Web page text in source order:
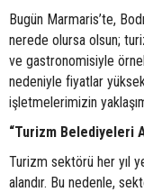
Bugün Marmaris’te,
nerede olursa olsun;
ve gastronomisiyle
nedeniyle fiyatlar
işletmelerimizin
“Turizm Belediyeleri
Turizm sektörü her yıl
alandır. Bu nedenle,